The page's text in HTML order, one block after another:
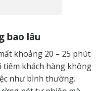
bao lâu
khoảng 20 – 25 phút
tiêm khách hàng không
như bình thường.